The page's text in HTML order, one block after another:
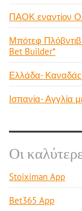
ΠΑΟΚ εναντίον
Μπότεφ
Bet Builder*
Ελλάδα- Καναδάς
Ισπανία- Αγγλία
Οι
Stoiximan App
Bet365 App